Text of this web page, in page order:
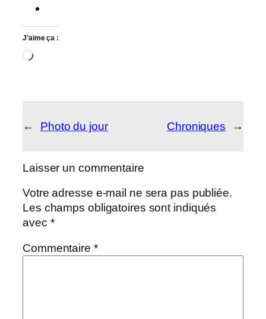
J’aime ça :
Chargement…
← Photo du jour Chroniques →
Laisser un commentaire
Votre adresse e-mail ne sera pas publiée.
Les champs obligatoires sont indiqués
avec *
Commentaire *